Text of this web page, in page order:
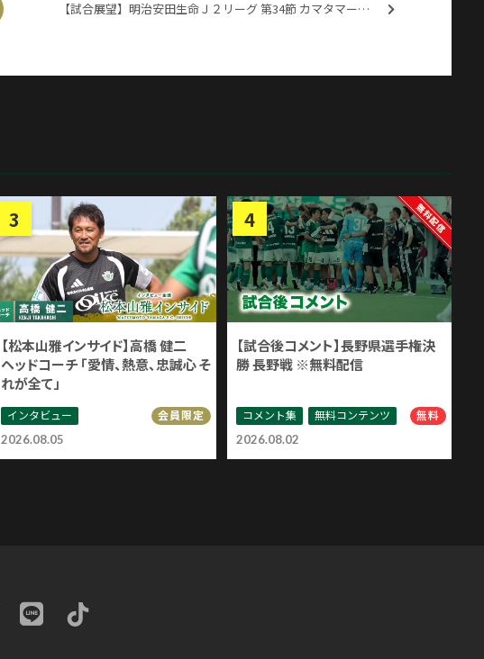
【試合展望】明治安田生命Ｊ２リーグ 第34節 カマタマーレ讃岐戦
2026.08.05
【松本山雅インサイド】高橋 健二
ヘッドコーチ 「愛情、熱意、忠誠心 そ
れが全て」
インタビュー 会員限定
2026.08.02
【試合後コメント】長野県選手権決
勝 長野戦 ※無料配信
コメント集 無料コンテンツ 無料